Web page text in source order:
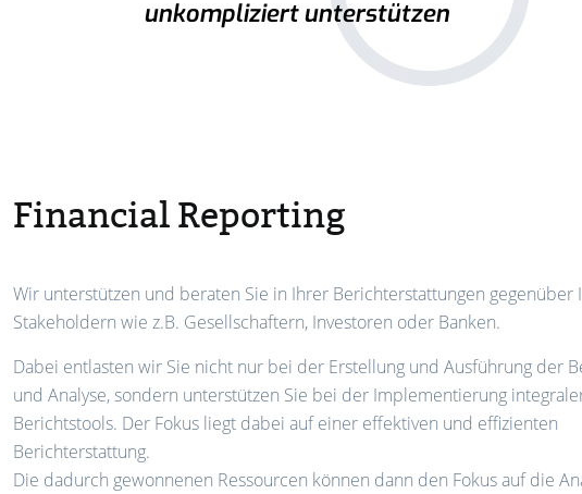
unkompliziert unterstützen
Financial Reporting
Wir unterstützen und beraten Sie in Ihrer Berichterstattungen gegenüber
Stakeholdern wie z.B. Gesellschaftern, Investoren oder Banken.
Dabei entlasten wir Sie nicht nur bei der Erstellung und Ausführung der
und Analyse, sondern unterstützen Sie bei der Implementierung
Berichtstools. Der Fokus liegt dabei auf einer effektiven und effizienten
Berichterstattung.
Die dadurch gewonnenen Ressourcen können dann den Fokus auf die